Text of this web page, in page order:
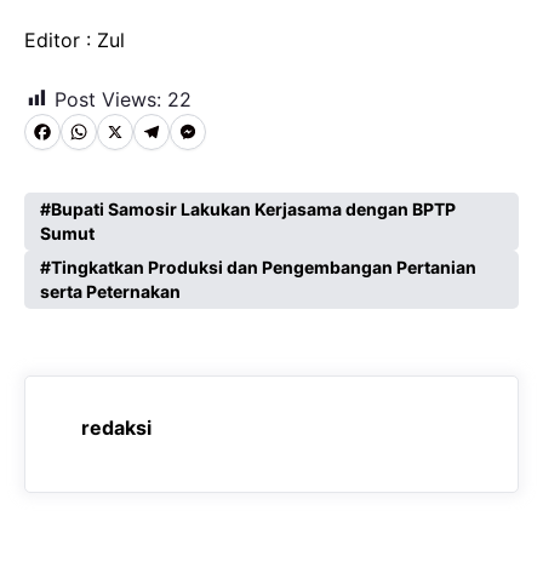
Editor : Zul
Post Views: 22
F
c
e
b
o
W
a
t
s
p
X T
l
e
g
a
m
M
s
s
e
g
Bupati Samosir Lakukan Kerjasama dengan BPTP
Sumut
Tingkatkan Produksi dan Pengembangan Pertanian
serta Peternakan
redaksi